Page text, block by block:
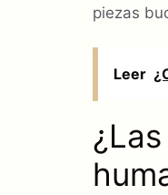
piezas
Leer